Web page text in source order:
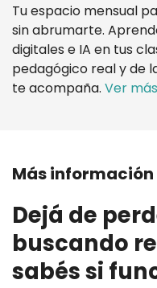
Tu espacio mensual
sin abrumarte.
digitales e IA en tus
pedagógico real y de
te acompaña. Ver
Más información
Dejá de
buscando
sabés si